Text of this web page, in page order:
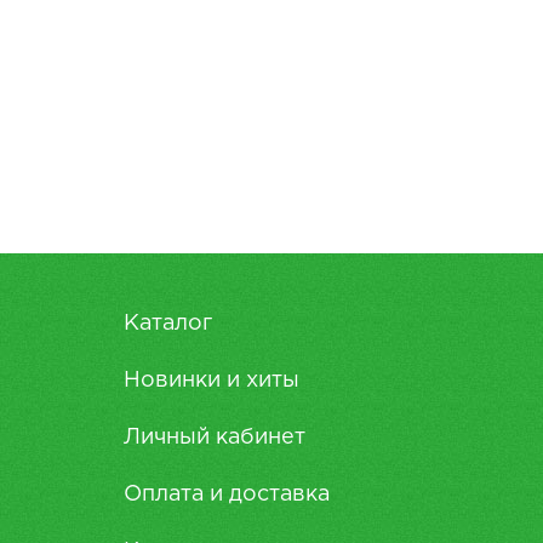
Каталог
Новинки и хиты
Личный кабинет
Оплата и доставка